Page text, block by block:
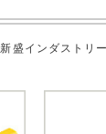
新盛インダストリ